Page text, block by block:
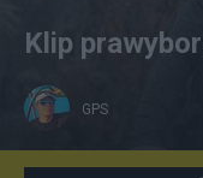
Klip
GPS